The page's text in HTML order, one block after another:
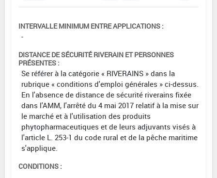
INTERVALLE MINIMUM ENTRE APPLICATIONS :
-
DISTANCE DE SÉCURITÉ RIVERAIN ET PERSONNES
PRÉSENTES :
Se référer à la catégorie « RIVERAINS » dans la
rubrique « conditions d'emploi générales » ci-dessus.
En l'absence de distance de sécurité riverains fixée
dans l'AMM, l'arrêté du 4 mai 2017 relatif à la mise sur
le marché et à l'utilisation des produits
phytopharmaceutiques et de leurs adjuvants visés à
l'article L. 253-1 du code rural et de la pêche maritime
s'applique.
CONDITIONS :